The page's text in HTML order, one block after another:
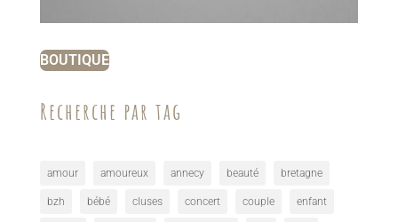
BOUTIQUE
Recherche par tag
amour amoureux annecy beauté bretagne
bzh bébé cluses concert couple enfant